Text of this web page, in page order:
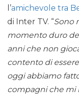
l’amichevole tra
di Inter TV. “Sono
momento duro
anni che non
contento di
oggi abbiamo
compagni che mi